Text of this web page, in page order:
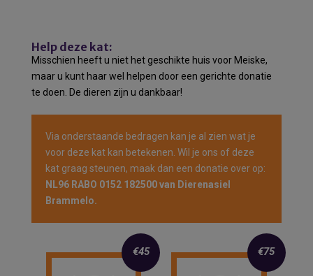
Help deze kat:
Misschien heeft u niet het geschikte huis voor Meiske,
maar u kunt haar wel helpen door een gerichte donatie
te doen. De dieren zijn u dankbaar!
Via onderstaande bedragen kan je al zien wat je
voor deze kat kan betekenen. Wil je ons of deze
kat graag steunen, maak dan een donatie over op:
NL96 RABO 0152 182500 van Dierenasiel
Brammelo.
€45 €75